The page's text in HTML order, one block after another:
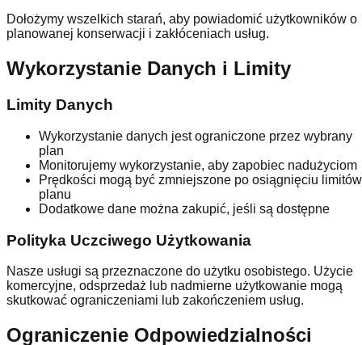
Dołożymy wszelkich starań, aby powiadomić użytkowników o
planowanej konserwacji i zakłóceniach usług.
Wykorzystanie Danych i Limity
Limity Danych
Wykorzystanie danych jest ograniczone przez wybrany
plan
Monitorujemy wykorzystanie, aby zapobiec nadużyciom
Prędkości mogą być zmniejszone po osiągnięciu limitów
planu
Dodatkowe dane można zakupić, jeśli są dostępne
Polityka Uczciwego Użytkowania
Nasze usługi są przeznaczone do użytku osobistego. Użycie
komercyjne, odsprzedaż lub nadmierne użytkowanie mogą
skutkować ograniczeniami lub zakończeniem usług.
Ograniczenie Odpowiedzialności